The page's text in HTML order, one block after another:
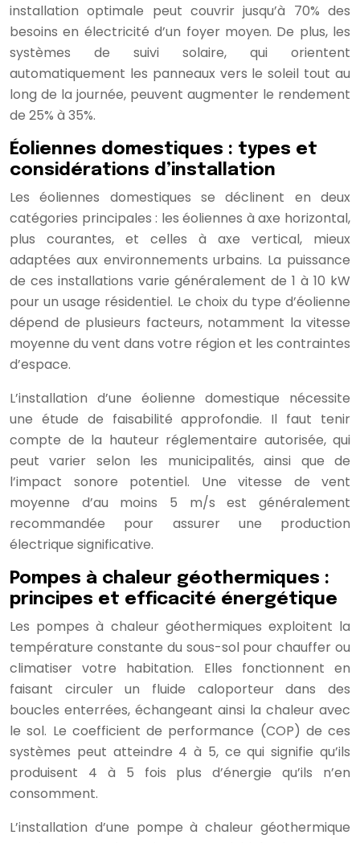
installation optimale peut couvrir jusqu’à 70% des
besoins en électricité d’un foyer moyen. De plus, les
systèmes de suivi solaire, qui orientent
automatiquement les panneaux vers le soleil tout au
long de la journée, peuvent augmenter le rendement
de 25% à 35%.
Éoliennes domestiques : types et
considérations d’installation
Les éoliennes domestiques se déclinent en deux
catégories principales : les éoliennes à axe horizontal,
plus courantes, et celles à axe vertical, mieux
adaptées aux environnements urbains. La puissance
de ces installations varie généralement de 1 à 10 kW
pour un usage résidentiel. Le choix du type d’éolienne
dépend de plusieurs facteurs, notamment la vitesse
moyenne du vent dans votre région et les contraintes
d’espace.
L’installation d’une éolienne domestique nécessite
une étude de faisabilité approfondie. Il faut tenir
compte de la hauteur réglementaire autorisée, qui
peut varier selon les municipalités, ainsi que de
l’impact sonore potentiel. Une vitesse de vent
moyenne d’au moins 5 m/s est généralement
recommandée pour assurer une production
électrique significative.
Pompes à chaleur géothermiques :
principes et efficacité énergétique
Les pompes à chaleur géothermiques exploitent la
température constante du sous-sol pour chauffer ou
climatiser votre habitation. Elles fonctionnent en
faisant circuler un fluide caloporteur dans des
boucles enterrées, échangeant ainsi la chaleur avec
le sol. Le coefficient de performance (COP) de ces
systèmes peut atteindre 4 à 5, ce qui signifie qu’ils
produisent 4 à 5 fois plus d’énergie qu’ils n’en
consomment.
L’installation d’une pompe à chaleur géothermique